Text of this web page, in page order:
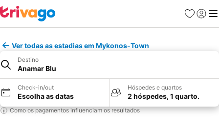
Favoritos
Iniciar
Ver todas as estadias em Mykonos-Town
Destino
Anamar Blu
Check-in/out
Escolha as datas
Hóspedes e quartos
2 hóspedes, 1 quarto.
Como os pagamentos influenciam os resultados